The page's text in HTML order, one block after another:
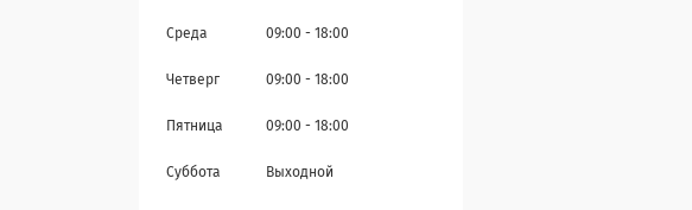
Среда 09:00 18:00
Четверг 09:00 18:00
Пятница 09:00 18:00
Суббота Выходной